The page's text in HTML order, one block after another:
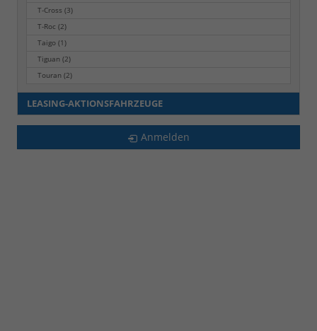
T-Cross(3)
T-Roc(2)
Taigo(1)
Tiguan(2)
Touran(2)
LEASING-AKTIONSFAHRZEUGE
Anmelden